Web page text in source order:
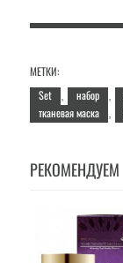
МЕТКИ:
Set
набор
тканевая маска
РЕКОМЕНДУЕМ